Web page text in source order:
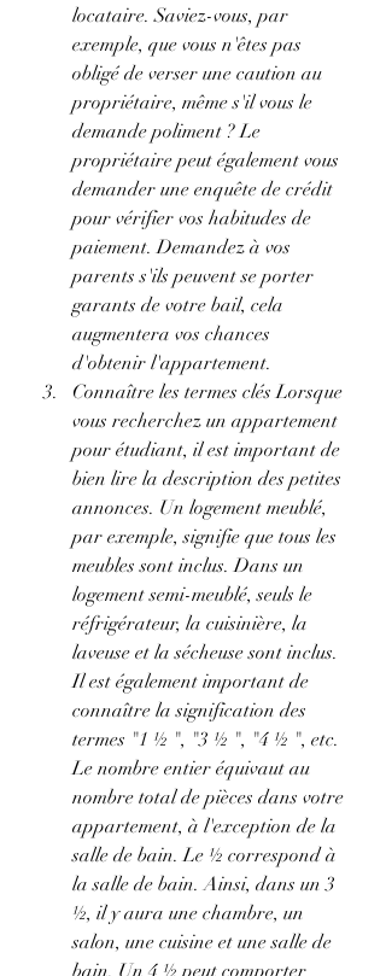
locataire. Saviez-vous, par
exemple, que vous n'êtes pas
obligé de verser une caution au
propriétaire, même s'il vous le
demande poliment ? Le
propriétaire peut également vous
demander une enquête de crédit
pour vérifier vos habitudes de
paiement. Demandez à vos
parents s'ils peuvent se porter
garants de votre bail, cela
augmentera vos chances
d'obtenir l'appartement.
Connaître les termes clés Lorsque
vous recherchez un appartement
pour étudiant, il est important de
bien lire la description des petites
annonces. Un logement meublé,
par exemple, signifie que tous les
meubles sont inclus. Dans un
logement semi-meublé, seuls le
réfrigérateur, la cuisinière, la
laveuse et la sécheuse sont inclus.
Il est également important de
connaître la signification des
termes "1 ½ ", "3 ½ ", "4 ½ ", etc.
Le nombre entier équivaut au
nombre total de pièces dans votre
appartement, à l'exception de la
salle de bain. Le ½ correspond à
la salle de bain. Ainsi, dans un 3
½, il y aura une chambre, un
salon, une cuisine et une salle de
bain. Un 4 ½ peut comporter